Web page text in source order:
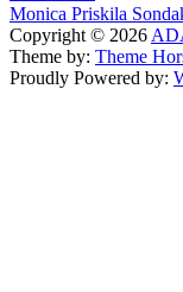
Monica Priskila
Copyright © 2026
Theme by: Theme
Proudly Powered by: